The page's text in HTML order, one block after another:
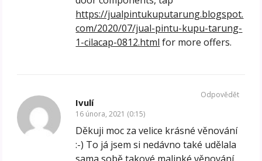
https://jualpintukuputarung.blogspot.
com/2020/07/jual-pintu-kupu-tarung-
1-cilacap-0812.html for more offers.
Ivulí
16 února, 2021 (0:15)
Děkuji moc za velice krásné věnování
:-) To já jsem si nedávno také udělala
Odpovědět